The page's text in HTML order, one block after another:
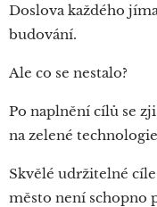
Doslova každého
budování.
Ale co se nestalo?
Po naplnění cílů se
na zelené
Skvělé udržitelné
město není schopno